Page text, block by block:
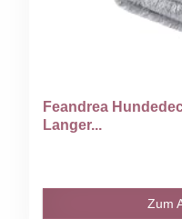
Feandrea
Langer...
Zum